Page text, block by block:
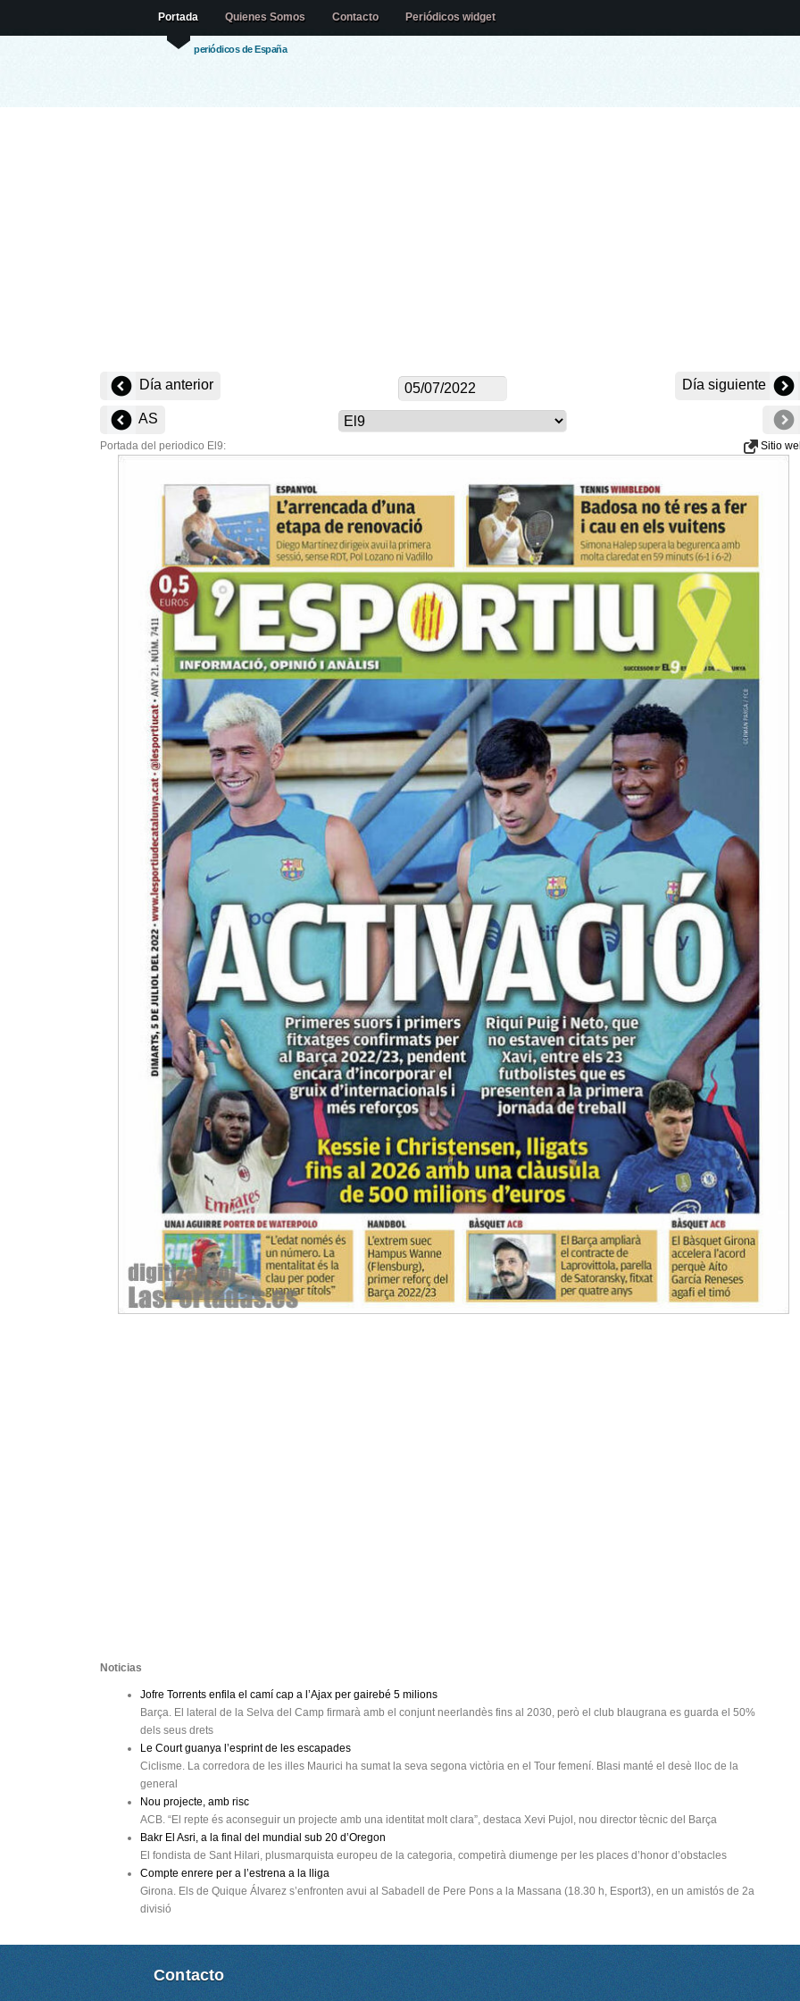
periódicos de España
Portada Quienes Somos Contacto Periódicos widget
Día anterior Día siguiente
AS
Portada del periodico El9: Sitio
Noticias
Jofre Torrents enfila el camí cap a l’Ajax per gairebé 5 milions
Barça. El lateral de la Selva del Camp firmarà amb el conjunt neerlandès fins al 2030, però el club blaugrana es guarda el 50%
dels seus drets
Le Court guanya l’esprint de les escapades
Ciclisme. La corredora de les illes Maurici ha sumat la seva segona victòria en el Tour femení. Blasi manté el desè lloc de la
general
Nou projecte, amb risc
ACB. “El repte és aconseguir un projecte amb una identitat molt clara”, destaca Xevi Pujol, nou director tècnic del Barça
Bakr El Asri, a la final del mundial sub 20 d’Oregon
El fondista de Sant Hilari, plusmarquista europeu de la categoria, competirà diumenge per les places d’honor d’obstacles
Compte enrere per a l’estrena a la lliga
Girona. Els de Quique Álvarez s’enfronten avui al Sabadell de Pere Pons a la Massana (18.30 h, Esport3), en un amistós de 2a
divisió
Contacto